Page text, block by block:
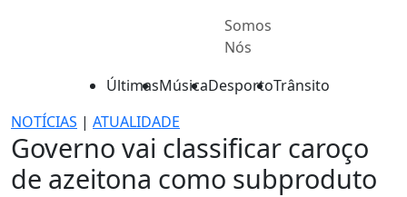
Somos
Nós
ÚltimasMúsicaDesportoTrânsito
NOTÍCIAS | ATUALIDADE
Governo vai classificar caroço
de azeitona como subproduto